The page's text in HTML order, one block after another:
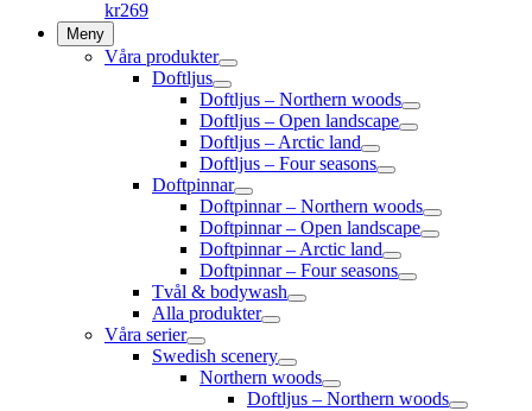
kr269
Meny
Våra produkter
Doftljus
Doftljus – Northern woods
Doftljus – Open landscape
Doftljus – Arctic land
Doftljus – Four seasons
Doftpinnar
Doftpinnar – Northern woods
Doftpinnar – Open landscape
Doftpinnar – Arctic land
Doftpinnar – Four seasons
Tvål & bodywash
Alla produkter
Våra serier
Swedish scenery
Northern woods
Doftljus – Northern woods